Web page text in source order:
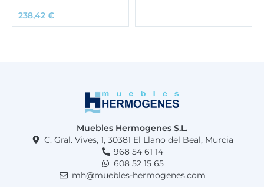
238,42 €
Muebles Hermogenes S.L.
C. Gral. Vives, 1, 30381 El Llano del Beal, Murcia
968 54 61 14
608 52 15 65
mh@muebles-hermogenes.com